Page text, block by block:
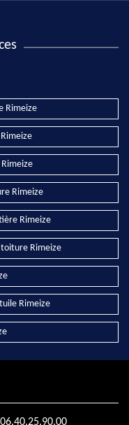
Rimeize
Rimeize
Rimeize
Rimeize
Rimeize
06.40.25.90.00